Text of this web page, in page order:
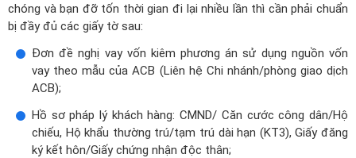
chóng và bạn đỡ tốn thời gian đi lại nhiều lần thì cần phải chuẩn
bị đầy đủ các giấy tờ sau:
Đơn đề nghị vay vốn kiêm phương án sử dụng nguồn vốn
vay theo mẫu của ACB (Liên hệ Chi nhánh/phòng giao dịch
ACB);
Hồ sơ pháp lý khách hàng: CMND/ Căn cước công dân/Hộ
chiếu, Hộ khẩu thường trú/tạm trú dài hạn (KT3), Giấy đăng
ký kết hôn/Giấy chứng nhận độc thân;